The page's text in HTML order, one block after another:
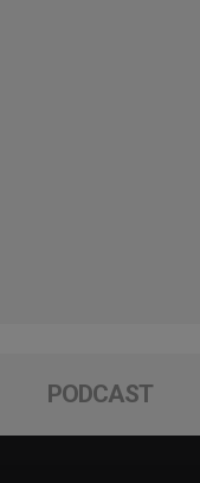
PODCAST